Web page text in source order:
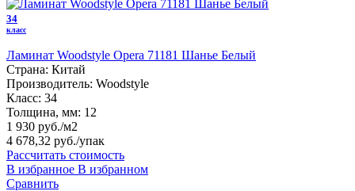
34
класс
Ламинат Woodstyle Opera 71181 Шанье Белый
Страна: Китай
Производитель: Woodstyle
Класс: 34
Толщина, мм: 12
1 930 руб./м2
4 678,32 руб./упак
Рассчитать стоимость
В избранное В избранном
Сравнить